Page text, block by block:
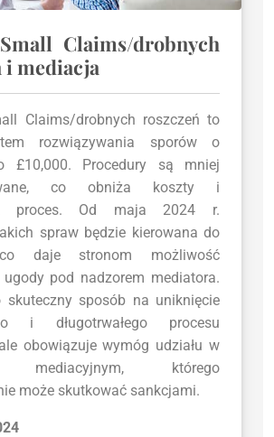
Claims/drobnych
i mediacja
Claims/drobnych roszczeń to
rozwiązywania sporów o
£10,000. Procedury są mniej
co obniża koszty i
proces. Od maja 2024 r.
spraw będzie kierowana do
daje stronom możliwość
pod nadzorem mediatora.
skuteczny sposób na uniknięcie
i długotrwałego procesu
obowiązuje wymóg udziału w
mediacyjnym, którego
może skutkować sankcjami.